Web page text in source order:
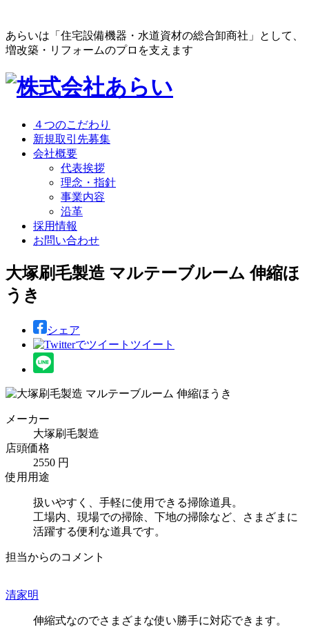
あらいは「住宅設備機器・水道資材の総合卸商社」として、
増改築・リフォームのプロを支えます
４つのこだわり
新規取引先募集
会社概要
代表挨拶
理念・指針
事業内容
沿革
採用情報
お問い合わせ
大塚刷毛製造 マルテーブルーム 伸縮ほ
うき
シェア
ツイート
メーカー
大塚刷毛製造
店頭価格
2550 円
使用用途
扱いやすく、手軽に使用できる掃除道具。
工場内、現場での掃除、下地の掃除など、さまざまに
活躍する便利な道具です。
担当からのコメント
清家明
伸縮式なのでさまざまな使い勝手に対応できます。